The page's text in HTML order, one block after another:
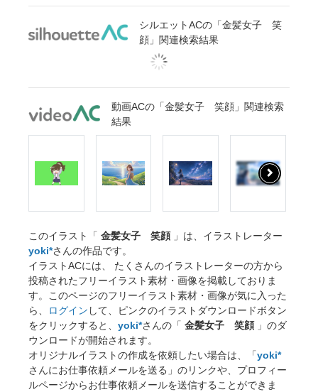
シルエットACの「金髪女子 笑
顔」関連検索結果
動画ACの「金髪女子 笑顔」関連検索
結果
このイラスト「 金髪女子 笑顔」は、イラストレーター
yoki*さんの作品です。
イラストACには、 たくさんのイラストレーターの方から
投稿されたフリーイラスト素材・画像を掲載しておりま
す。このページのフリーイラスト素材・画像が気に入った
ら、
ログイン して、ピンクのイラストダウンロードボタン
をクリックすると、 yoki*さんの「 金髪女子 笑顔」のダ
ウンロードが開始されます。
オリジナルイラストの作成を依頼したい場合は、「yoki*
さんにお仕事依頼メールを送る」のリンクや、プロフィー
ルページからお仕事依頼メールを送信することができま